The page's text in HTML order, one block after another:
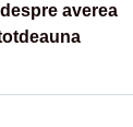
averea